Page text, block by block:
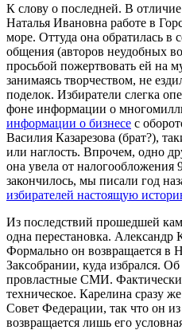
К слову о последней. В
Наталья Ивановна работе в
море. Оттуда она обратилась в
общения (авторов неудобных
просьбой пожертвовать ей на
занимаясь творчеством, не
поделок. Избиратели слегка
фоне информации о
информации о бизнесе с
Василия Казарезова (брат?),
или наглость. Впрочем, одно
она увела от
закончилось, мы писали год
избирателей настоящую
Из последствий прошедшей
одна перестановка. Александр
Формально он возвращается в
Заксобрании, куда избрался.
провластные СМИ. Фактически
техническое. Карелина сразу
Совет Федерации, так что он
возвращается лишь его